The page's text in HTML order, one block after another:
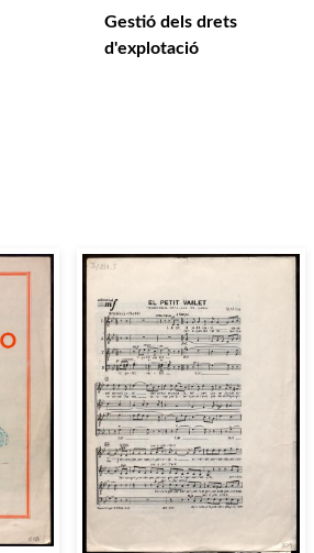
Gestió dels drets
d'explotació